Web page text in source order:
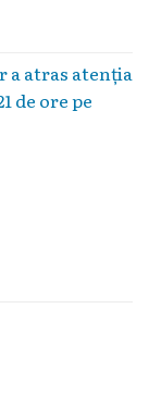
a atras atenția
de ore pe